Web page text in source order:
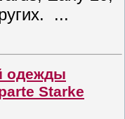
...
одежды
Starke